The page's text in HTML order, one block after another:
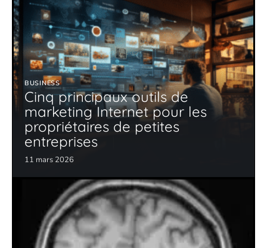
BUSINESS
Cinq principaux outils de
marketing Internet pour les
propriétaires de petites
entreprises
11 mars 2026